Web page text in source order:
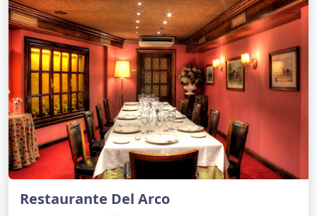
Restaurante Del Arco